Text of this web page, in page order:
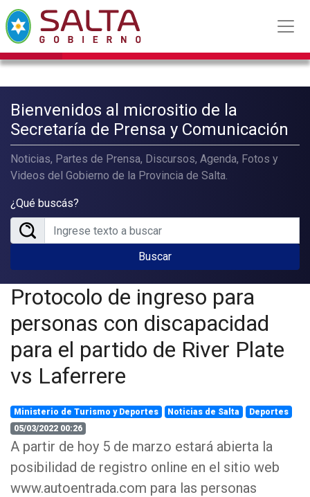
Bienvenidos al micrositio de la
Secretaría de Prensa y Comunicación
Noticias, Partes de Prensa, Discursos, Agenda, Fotos y
Videos del Gobierno de la Provincia de Salta.
¿Qué buscás?
Buscar
Protocolo de ingreso para
personas con discapacidad
para el partido de River Plate
vs Laferrere
Ministerio de Turismo y Deportes Noticias de Salta
Deportes
05/03/2022 00:26
A partir de hoy 5 de marzo estará abierta la
posibilidad de registro online en el sitio web
www.autoentrada.com para las personas